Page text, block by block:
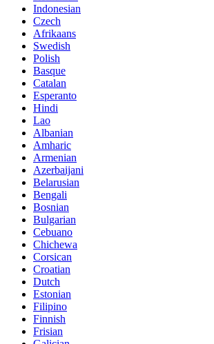
Indonesian
Czech
Afrikaans
Swedish
Polish
Basque
Catalan
Esperanto
Hindi
Lao
Albanian
Amharic
Armenian
Azerbaijani
Belarusian
Bengali
Bosnian
Bulgarian
Cebuano
Chichewa
Corsican
Croatian
Dutch
Estonian
Filipino
Finnish
Frisian